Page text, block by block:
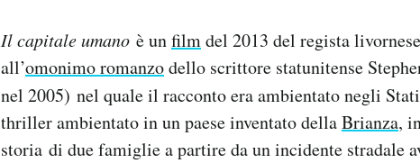
Il capitale umano è unfilmdel 2013 del regista
all’omonimo romanzodello scrittore statunitense
nel 2005) nel quale il racconto era ambientato negli
thriller ambientato in un paese inventato dellaBrianza,
storia di due famiglie a partire da un incidente stradale